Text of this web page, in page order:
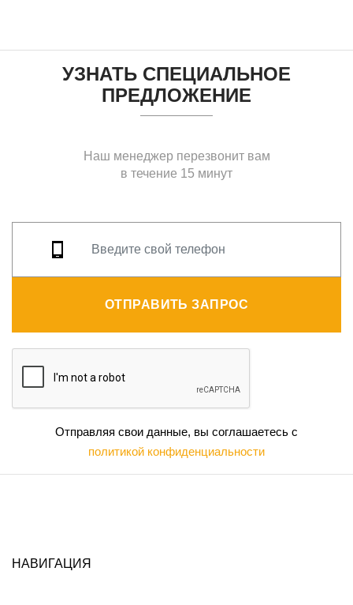
УЗНАТЬ СПЕЦИАЛЬНОЕ
ПРЕДЛОЖЕНИЕ
Наш менеджер перезвонит вам
в течение 15 минут
ОТПРАВИТЬ ЗАПРОС
Отправляя свои данные, вы соглашаетесь с
политикой конфиденциальности
НАВИГАЦИЯ